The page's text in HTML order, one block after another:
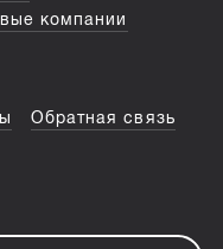
компании
Обратная связь